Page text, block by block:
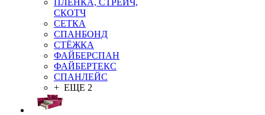
ПЛЁНКА, СТРЕЙЧ,
СКОТЧ
СЕТКА
СПАНБОНД
СТЁЖКА
ФАЙБЕРСПАН
ФАЙБЕРТЕКС
СПАНЛЕЙС
+ ЕЩЕ 2